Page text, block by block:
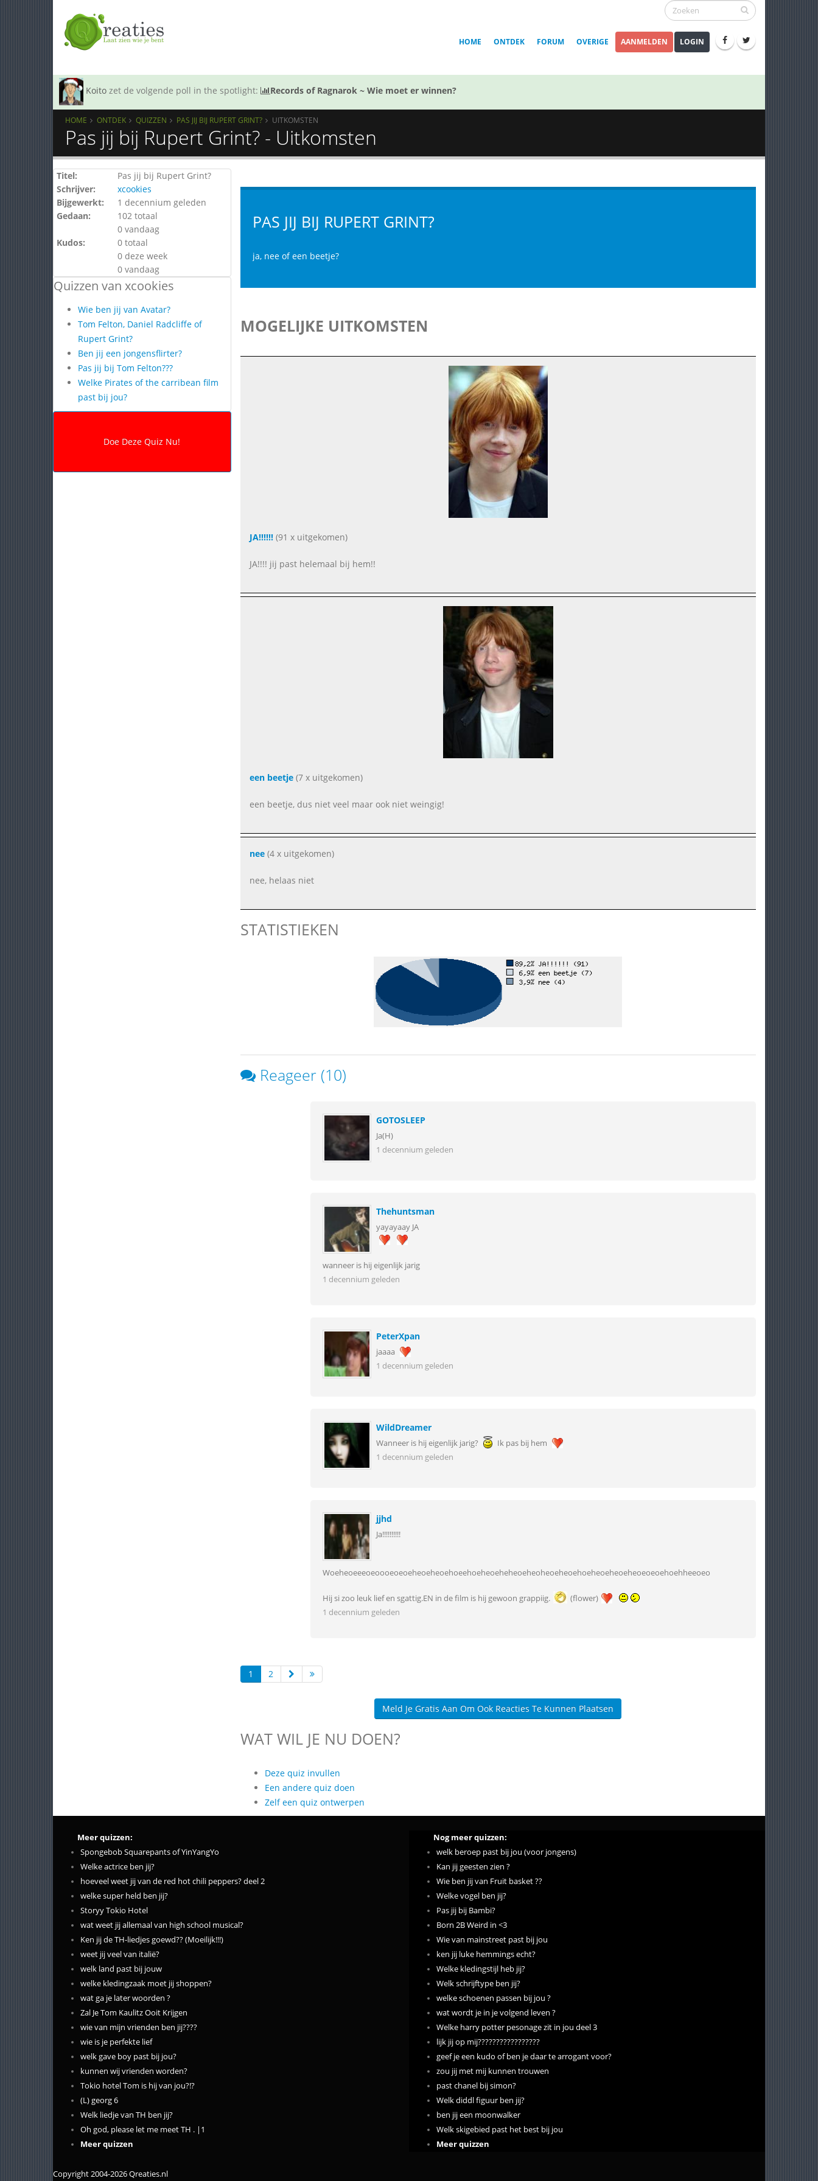
HOME ONTDEK FORUM OVERIGE AANMELDEN LOGIN
Koito zet de volgende poll in the spotlight: Records of Ragnarok ~ Wie moet er winnen?
HOME ONTDEK QUIZZEN PAS JIJ BIJ RUPERT GRINT? UITKOMSTEN
Pas jij bij Rupert Grint? - Uitkomsten
Titel:
Pas jij bij Rupert Grint?
Schrijver:
xcookies
Bijgewerkt:
1 decennium geleden
Gedaan:
102 totaal
0 vandaag
Kudos:
0 totaal
0 deze week
0 vandaag
Quizzen van xcookies
Wie ben jij van Avatar?
Tom Felton, Daniel Radcliffe of
Rupert Grint?
Ben jij een jongensflirter?
Pas jij bij Tom Felton???
Welke Pirates of the carribean film
past bij jou?
PAS JIJ BIJ RUPERT GRINT?
ja, nee of een beetje?
MOGELIJKE UITKOMSTEN
JA!!!!!!(91 x uitgekomen)
JA!!!! jij past helemaal bij hem!!
een beetje(7 x uitgekomen)
een beetje, dus niet veel maar ook niet weingig!
nee(4 x uitgekomen)
nee, helaas niet
STATISTIEKEN
Reageer (10)
GOTOSLEEP
Ja(H)
1 decennium geleden
Thehuntsman
yayayaay JA
wanneer is hij eigenlijk jarig
1 decennium geleden
PeterXpan
jaaaa
1 decennium geleden
WildDreamer
Wanneer is hij eigenlijk jarig?
Ik pas bij hem
1 decennium geleden
jjhd
Ja!!!!!!!!!!
Woeheoeeeoeoooeoeoeheoeheoehoeehoeheoeheheoeheoheoeheoehoeheoeheoeheoeoeoehoehheeoeo
Hij si zoo leuk lief en sgattig.EN in de film is hij gewoon grappiig.
(flower)
1 decennium geleden
1 2
Meld Je Gratis Aan Om Ook Reacties Te Kunnen Plaatsen
WAT WIL JE NU DOEN?
Deze quiz invullen
Een andere quiz doen
Zelf een quiz ontwerpen
Meer quizzen:
Spongebob Squarepants of YinYangYo
Welke actrice ben jij?
hoeveel weet jij van de red hot chili peppers? deel 2
welke super held ben jij?
Storyy Tokio Hotel
wat weet jij allemaal van high school musical?
Ken jij de TH-liedjes goewd?? (Moeilijk!!!)
weet jij veel van italië?
welk land past bij jouw
welke kledingzaak moet jij shoppen?
wat ga je later woorden ?
Zal Je Tom Kaulitz Ooit Krijgen
wie van mijn vrienden ben jij????
wie is je perfekte lief
welk gave boy past bij jou?
kunnen wij vrienden worden?
Tokio hotel Tom is hij van jou?!?
(L) georg 6
Welk liedje van TH ben jij?
Oh god, please let me meet TH . |1
Meer quizzen
Nog meer quizzen:
welk beroep past bij jou (voor jongens)
Kan jij geesten zien ?
Wie ben jij van Fruit basket ??
Welke vogel ben jij?
Pas jij bij Bambi?
Born 2B Weird in <3
Wie van mainstreet past bij jou
ken jij luke hemmings echt?
Welke kledingstijl heb jij?
Welk schrijftype ben jij?
welke schoenen passen bij jou ?
wat wordt je in je volgend leven ?
Welke harry potter pesonage zit in jou deel 3
lijk jij op mij?????????????????
geef je een kudo of ben je daar te arrogant voor?
zou jij met mij kunnen trouwen
past chanel bij simon?
Welk diddl figuur ben jij?
ben jij een moonwalker
Welk skigebied past het best bij jou
Meer quizzen
Copyright 2004-2026 Qreaties.nl